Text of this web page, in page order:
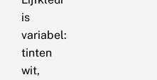
is
variabel:
tinten
wit,